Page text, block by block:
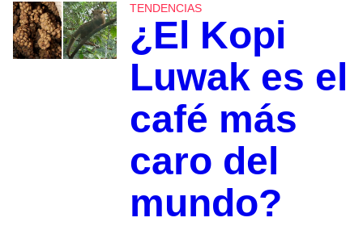
TENDENCIAS
¿El Kopi
Luwak es el
café más
caro del
mundo?